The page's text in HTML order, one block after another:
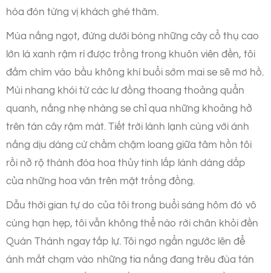
hòa đón từng vị khách ghé thăm.
Mùa nắng ngọt, đứng dưới bóng những cây cổ thụ cao
lớn lá xanh rậm rì được trồng trong khuôn viên đền, tôi
đắm chìm vào bầu không khí buổi sớm mai se sẽ mơ hồ.
Mùi nhang khói từ các lư đồng thoang thoảng quẩn
quanh, nắng nhẹ nhàng se chỉ qua những khoảng hở
trên tán cây rậm mát. Tiết trời lành lạnh cùng với ánh
nắng dịu dàng cứ chầm chậm loang giữa tâm hồn tôi
rồi nở rộ thành đóa hoa thủy tinh lấp lánh dáng dấp
của những hoa văn trên mặt trống đồng.
Dẫu thời gian tự do của tôi trong buổi sáng hôm đó vô
cùng hạn hẹp, tôi vẫn không thể nào rời chân khỏi đền
Quán Thánh ngay tắp lự. Tôi ngơ ngẩn ngước lên để
ánh mắt chạm vào những tia nắng đang trêu đùa tán